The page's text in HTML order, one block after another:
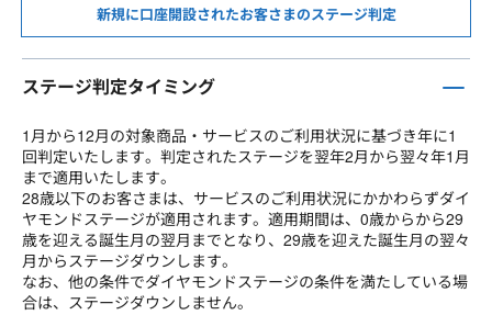
新規に口座開設されたお客さまのステージ判定
ステージ判定タイミング
1月から12月の対象商品・サービスのご利用状況に基づき年に1
回判定いたします。判定されたステージを翌年2月から翌々年1月
まで適用いたします。
28歳以下のお客さまは、サービスのご利用状況にかかわらずダイ
ヤモンドステージが適用されます。適用期間は、0歳からから29
歳を迎える誕生月の翌月までとなり、29歳を迎えた誕生月の翌々
月からステージダウンします。
なお、他の条件でダイヤモンドステージの条件を満たしている場
合は、ステージダウンしません。